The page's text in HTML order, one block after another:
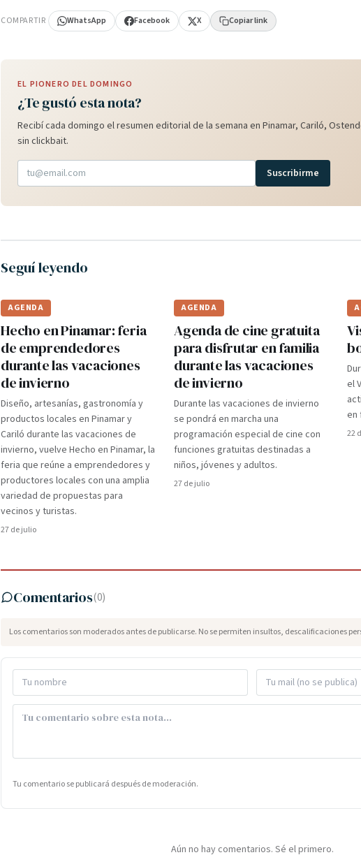
COMPARTIR WhatsApp Facebook X Copiar link
EL PIONERO DEL DOMINGO
¿Te gustó esta nota?
Recibí cada domingo el resumen editorial de la semana en Pinamar, Cariló,
sin clickbait.
Suscribirme
Seguí leyendo
AGENDA
Hecho en Pinamar: feria
de emprendedores
durante las vacaciones
de invierno
Diseño, artesanías, gastronomía y
productos locales en Pinamar y
Cariló durante las vacaciones de
invierno, vuelve Hecho en Pinamar, la
feria que reúne a emprendedores y
productores locales con una amplia
variedad de propuestas para
vecinos y turistas.
27 de julio
AGENDA
Agenda de cine gratuita
para disfrutar en familia
durante las vacaciones
de invierno
Durante las vacaciones de invierno
se pondrá en marcha una
programación especial de cine con
funciones gratuitas destinadas a
niños, jóvenes y adultos.
27 de julio
el
en
22
Comentarios(0)
Los comentarios son moderados antes de publicarse. No se permiten insultos, descalificaciones
Tu comentario se publicará después de moderación.
Aún no hay comentarios. Sé el primero.